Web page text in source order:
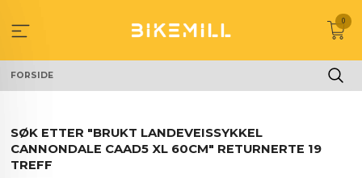
innholdet
0
FORSIDE
SØK ETTER "BRUKT LANDEVEISSYKKEL
CANNONDALE CAAD5 XL 60CM" RETURNERTE 19
TREFF